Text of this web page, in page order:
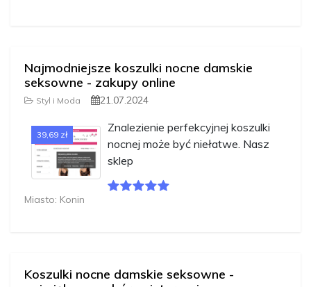
Najmodniejsze koszulki nocne damskie
seksowne - zakupy online
Styl i Moda 21.07.2024
39,69 zł
Znalezienie perfekcyjnej koszulki
nocnej może być niełatwe. Nasz
sklep
Miasto: Konin
Koszulki nocne damskie seksowne -